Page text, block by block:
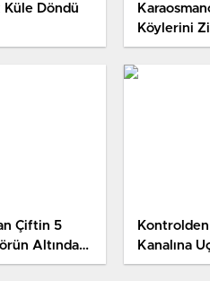
Döndü
Köylerini
Çiftin 5
Altındaki
Ulaşıldı
Kanalına